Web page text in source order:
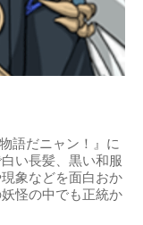
語だニャン！』に
い長髪、黒い和服
象などを面白おか
怪の中でも正統か